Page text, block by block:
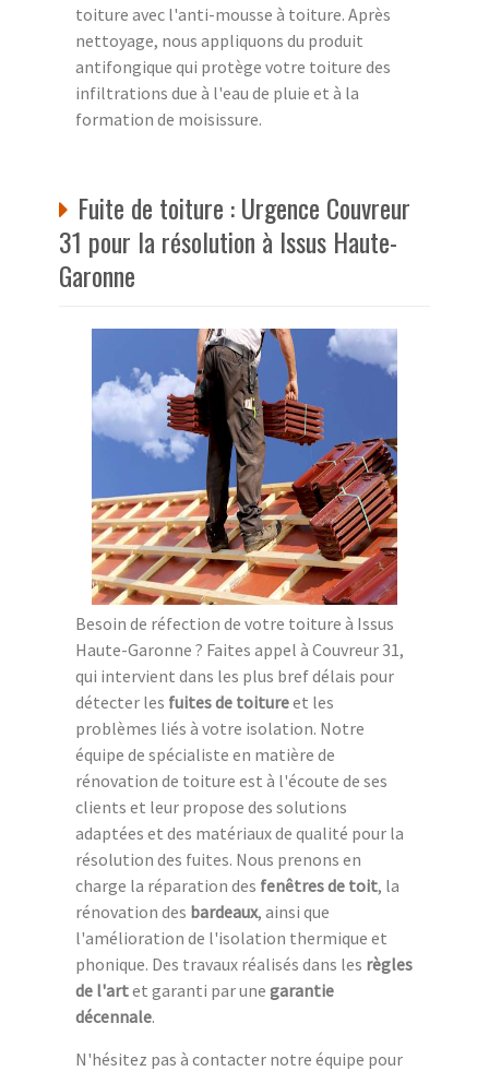
toiture avec l'anti-mousse à toiture. Après
nettoyage, nous appliquons du produit
antifongique qui protège votre toiture des
infiltrations due à l'eau de pluie et à la
formation de moisissure.
Fuite de toiture : Urgence Couvreur
31 pour la résolution à Issus Haute-
Garonne
Besoin de réfection de votre toiture à Issus
Haute-Garonne ? Faites appel à Couvreur 31,
qui intervient dans les plus bref délais pour
détecter les fuites de toitureet les
problèmes liés à votre isolation. Notre
équipe de spécialiste en matière de
rénovation de toiture est à l'écoute de ses
clients et leur propose des solutions
adaptées et des matériaux de qualité pour la
résolution des fuites. Nous prenons en
charge la réparation des fenêtres de toit, la
rénovation des bardeaux, ainsi que
l'amélioration de l'isolation thermique et
phonique. Des travaux réalisés dans les règles
de l'artet garanti par une garantie
décennale.
N'hésitez pas à contacter notre équipe pour